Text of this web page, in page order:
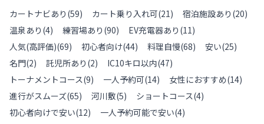
カートナビあり (59) カート乗り入れ可(21) 宿泊施設あり (20)
温泉あり (4) 練習場あり (90) EV充電器あり (11)
人気(高評価)(69) 初心者向け(44) 料理自慢(68) 安い(25)
名門(2) 託児所あり (2) IC10キロ以内(47)
トーナメントコース(9) 一人予約可(14) 女性におすすめ(14)
進行がスムーズ(65) 河川敷(5) ショートコース(4)
初心者向けで安い(12) 一人予約可能で安い(4)